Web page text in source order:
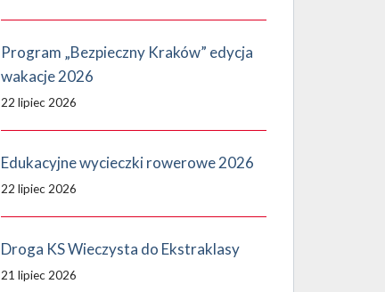
Program „Bezpieczny Kraków” edycja
wakacje 2026
22 lipiec 2026
Edukacyjne wycieczki rowerowe 2026
22 lipiec 2026
Droga KS Wieczysta do Ekstraklasy
21 lipiec 2026